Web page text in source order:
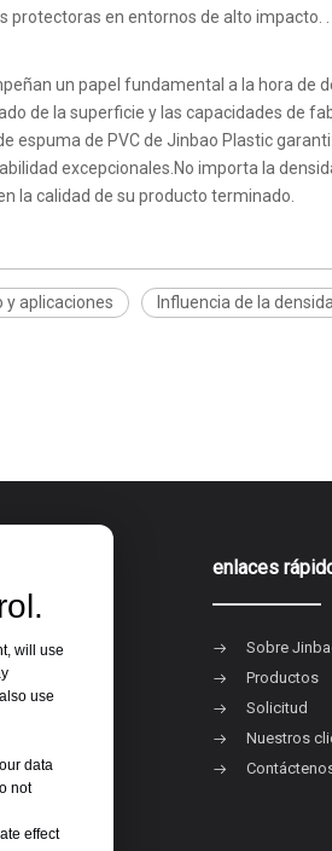
en entornos de alto impacto. .
un papel fundamental a la hora
de la superficie y las capacidades de
espuma de PVC de Jinbao Plastic
excepcionales.No importa la
la calidad de su producto terminado.
y aplicaciones Influencia de la
de PVC
enlaces
Sobre
Productos
Solicitud
Nuestros
will use
use
data
not
effect